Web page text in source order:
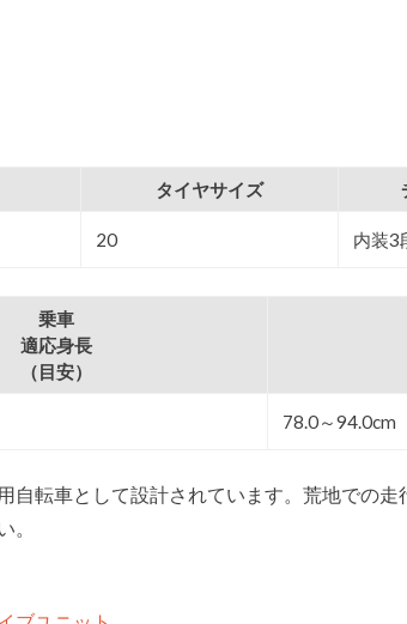
タイヤサイズ
20 内装3
乗車
適応身長
（目安）
78.0～94.0cm
自転車として設計されています。荒地での
。